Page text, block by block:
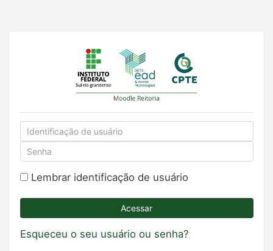
Identificação
de
usuário
Senha
Lembrar identificação de usuário
Acessar
Esqueceu o seu usuário ou senha?